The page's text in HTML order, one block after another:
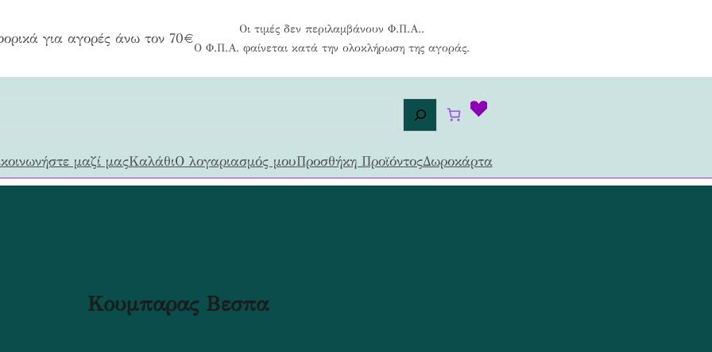
για αγορές άνω τον 70€
Οι τιμές δεν περιλαμβάνουν Φ.Π.Α..
Ο Φ.Π.Α. φαίνεται κατά την ολοκλήρωση της αγοράς.
μαζί μαςΚαλάθιΟ λογαριασμός μουΠροσθήκη ΠροϊόντοςΔωροκάρτα
Κουμπαρας Βεσπα